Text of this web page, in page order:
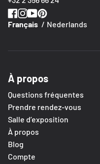
Nederlands
Français
À propos
Questions fréquentes
Prendre rendez-vous
Salle d’exposition
À propos
Blog
Compte